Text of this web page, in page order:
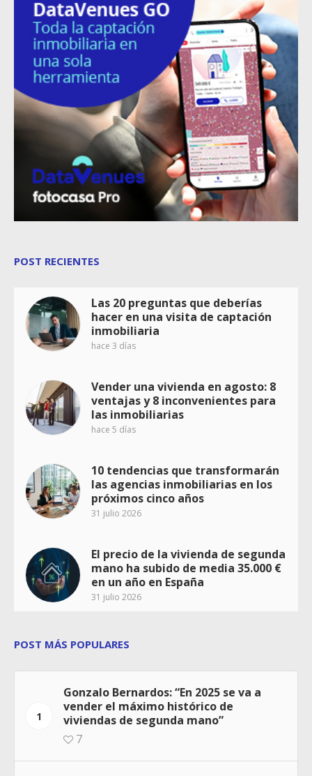
POST RECIENTES
Las 20 preguntas que deberías
hacer en una visita de captación
inmobiliaria
hace 3 días
Vender una vivienda en agosto: 8
ventajas y 8 inconvenientes para
las inmobiliarias
hace 5 días
10 tendencias que transformarán
las agencias inmobiliarias en los
próximos cinco años
31 julio 2026
El precio de la vivienda de segunda
mano ha subido de media 35.000 €
en un año en España
31 julio 2026
POST MÁS POPULARES
1
Gonzalo Bernardos: “En 2025 se va a
vender el máximo histórico de
viviendas de segunda mano”
7